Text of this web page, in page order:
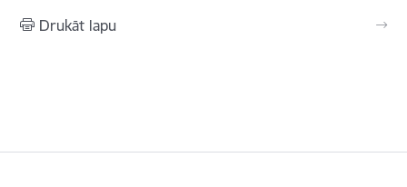
Drukāt lapu